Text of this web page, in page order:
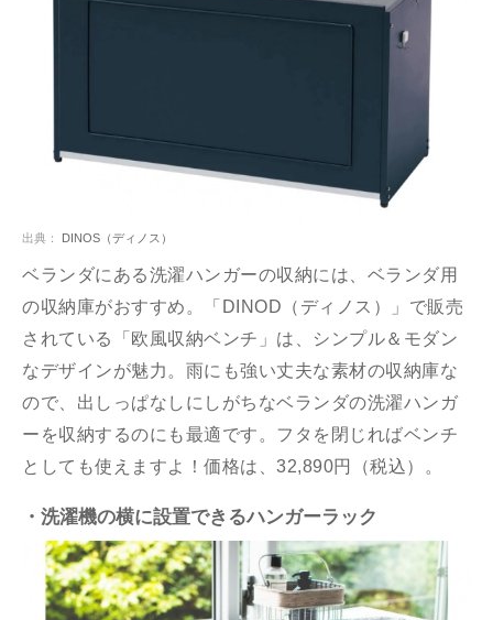
出典： DINOS（ディノス）
ベランダにある洗濯ハンガーの収納には、ベランダ用
の収納庫がおすすめ。「DINOD（ディノス）」で販売
されている「欧風収納ベンチ」は、シンプル＆モダン
なデザインが魅力。雨にも強い丈夫な素材の収納庫な
ので、出しっぱなしにしがちなベランダの洗濯ハンガ
ーを収納するのにも最適です。フタを閉じればベンチ
としても使えますよ！価格は、32,890円（税込）。
・洗濯機の横に設置できるハンガーラック